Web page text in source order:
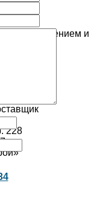
с хранением и
228